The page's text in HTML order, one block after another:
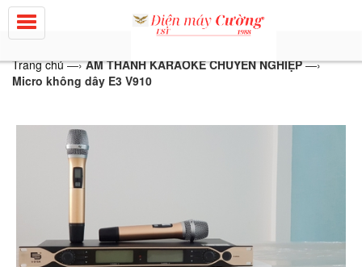
Trang chủ—› ÂM THANH KARAOKE CHUYÊN NGHIỆP—›
Micro không dây E3 V910